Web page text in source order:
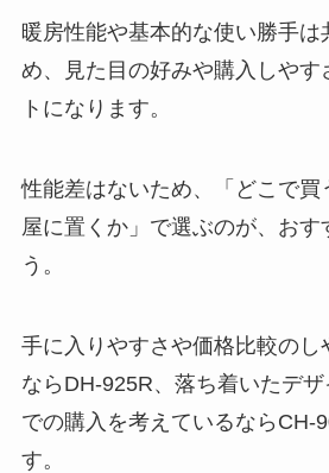
暖房性能や基本的な使い勝手は
め、見た目の好みや購入しやす
トになります。
性能差はないため、「どこで買
屋に置くか」で選ぶのが、おす
う。
手に入りやすさや価格比較のし
ならDH-925R、落ち着いたデ
での購入を考えているならCH-
す。